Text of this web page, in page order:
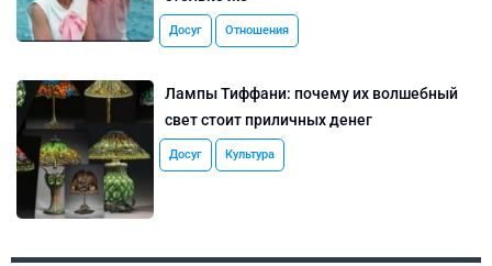
Досуг Отношения
Лампы Тиффани: почему их волшебный
свет стоит приличных денег
Досуг Культура